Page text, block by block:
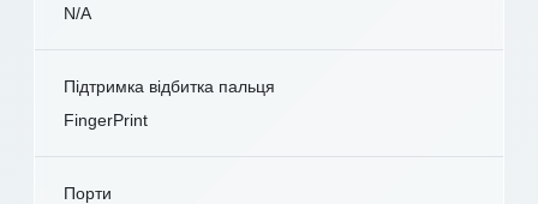
N/A
Підтримка відбитка пальця
FingerPrint
Порти